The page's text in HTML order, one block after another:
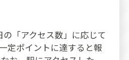
「アクセス数」に応じて
定ポイントに達すると報